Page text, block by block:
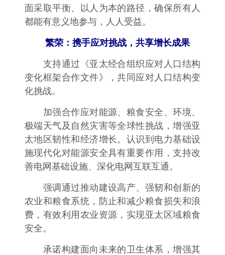
面采取平衡、以人为本的路径，确保所有人
都能有意义地参与，人人受益。
繁荣：携手应对挑战，共享增长成果
支持通过《亚太经合组织应对人口结构
变化框架合作文件》，共同应对人口结构变
化挑战。
加强合作应对能源、粮食安全、环境、
极端天气及自然灾害等全球性挑战，增强亚
太地区韧性和经济增长。认识到电力基础设
施现代化对能源安全具有重要作用，支持改
善电网基础设施、深化电网互联互通。
强调通过推动建设高产、强韧和创新的
农业和粮食系统，防止和减少粮食损失和浪
费，有效利用农业资源，实现亚太区域粮食
安全。
承诺构建面向未来的卫生体系，增强其